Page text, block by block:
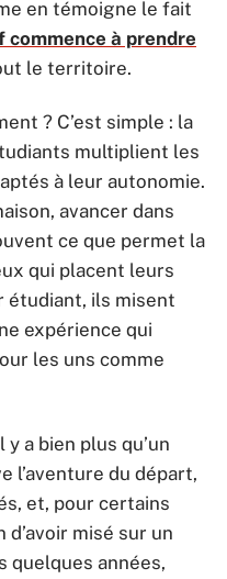
en témoigne le fait
à prendre
le territoire.
? C’est simple : la
multiplient les
à leur autonomie.
avancer dans
ce que permet la
qui placent leurs
étudiant, ils misent
expérience qui
les uns comme
a bien plus qu’un
l’aventure du départ,
et, pour certains
misé sur un
quelques années,